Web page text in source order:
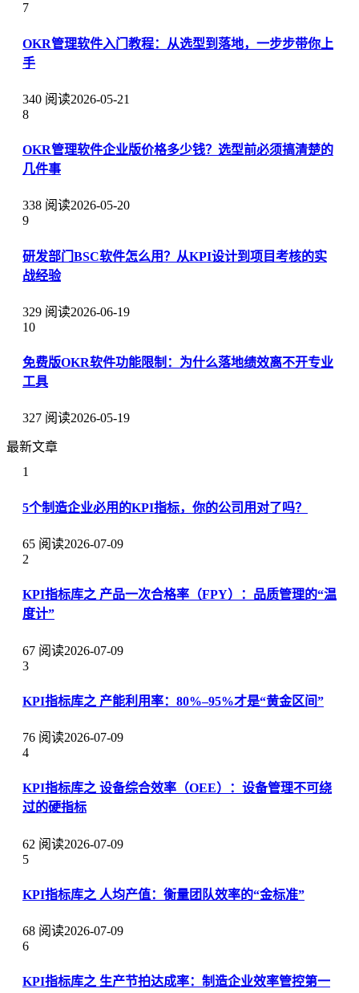
7
OKR管理软件入门教程：从选型到落地，一步步带你上
手
340 阅读2026-05-21
8
OKR管理软件企业版价格多少钱？选型前必须搞清楚的
几件事
338 阅读2026-05-20
9
研发部门BSC软件怎么用？从KPI设计到项目考核的实
战经验
329 阅读2026-06-19
10
免费版OKR软件功能限制：为什么落地绩效离不开专业
工具
327 阅读2026-05-19
最新文章
1
5个制造企业必用的KPI指标，你的公司用对了吗？
65 阅读2026-07-09
2
KPI指标库之 产品一次合格率（FPY）：品质管理的“温
度计”
67 阅读2026-07-09
3
KPI指标库之 产能利用率：80%–95%才是“黄金区间”
76 阅读2026-07-09
4
KPI指标库之 设备综合效率（OEE）：设备管理不可绕
过的硬指标
62 阅读2026-07-09
5
KPI指标库之 人均产值：衡量团队效率的“金标准”
68 阅读2026-07-09
6
KPI指标库之 生产节拍达成率：制造企业效率管控第一